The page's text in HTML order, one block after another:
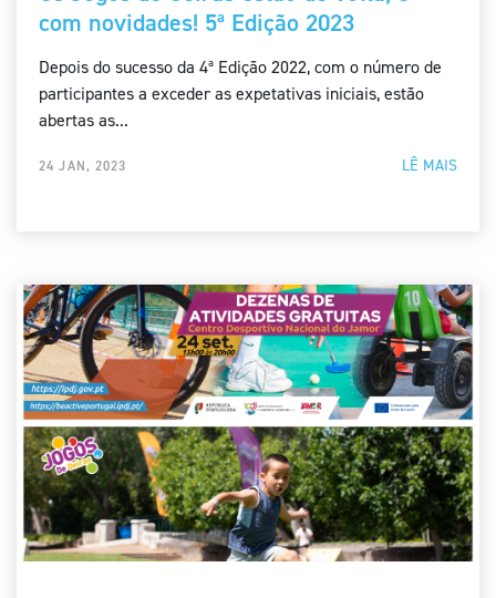
com novidades! 5ª Edição 2023
Depois do sucesso da 4ª Edição 2022, com o número de
participantes a exceder as expetativas iniciais, estão
abertas as...
LÊ MAIS
24 JAN, 2023